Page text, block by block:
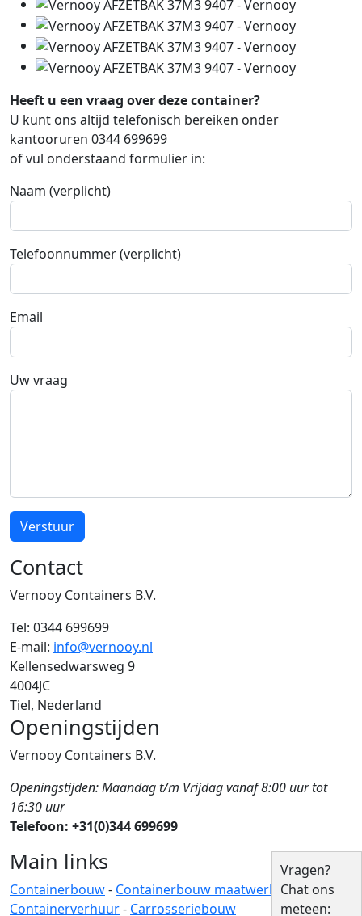
Heeft u een vraag over deze container?
U kunt ons altijd telefonisch bereiken onder
kantooruren 0344 699699
of vul onderstaand formulier in:
Naam (verplicht)
Telefoonnummer (verplicht)
Email
Uw vraag
Verstuur
Vragen?
Chat ons
meteen:
Contact
Vernooy Containers B.V.
Tel: 0344 699699
E-mail: info@vernooy.nl
Kellensedwarsweg 9
4004JC
Tiel, Nederland
Openingstijden
Vernooy Containers B.V.
Openingstijden: Maandag t/m Vrijdag vanaf 8:00 uur tot
16:30 uur
Telefoon: +31(0)344 699699
Main links
Containerbouw- Containerbouw maatwerk -
Containerverhuur- Carrosseriebouw